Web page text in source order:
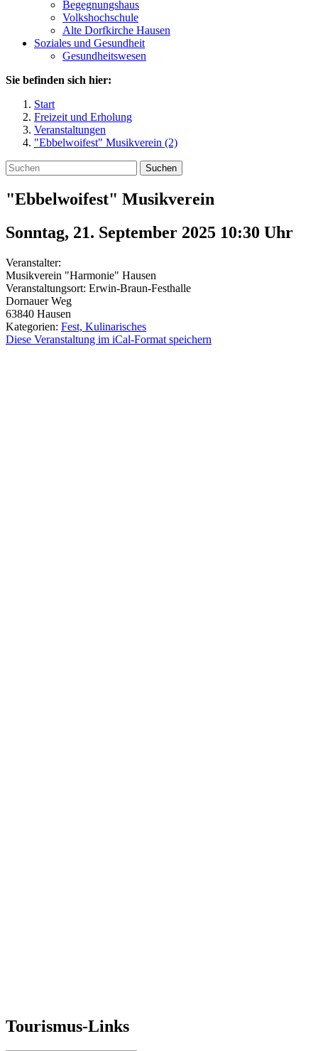
Begegnungshaus
Volkshochschule
Alte Dorfkirche Hausen
Soziales und Gesundheit
Gesundheitswesen
Sie befinden sich hier:
Start
Freizeit und Erholung
Veranstaltungen
"Ebbelwoifest" Musikverein (2)
Suchen
"Ebbelwoifest" Musikverein
Sonntag, 21. September 2025 10:30 Uhr
Veranstalter:
Musikverein "Harmonie" Hausen
Veranstaltungsort: Erwin-Braun-Festhalle
Dornauer Weg
63840 Hausen
Kategorien: Fest, Kulinarisches
Diese Veranstaltung im iCal-Format speichern
Tourismus-Links